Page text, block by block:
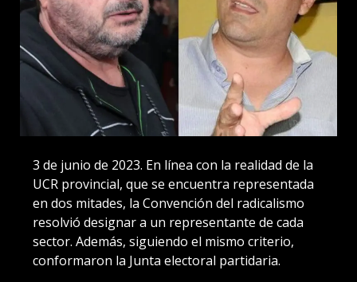
3 de junio de 2023. En línea con la realidad de la
UCR provincial, que se encuentra representada
en dos mitades, la Convención del radicalismo
resolvió designar a un representante de cada
sector. Además, siguiendo el mismo criterio,
conformaron la Junta electoral partidaria.